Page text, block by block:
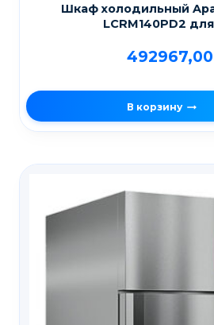
Шкаф холодильный
LCRM140PD2
492967,00
В корзину